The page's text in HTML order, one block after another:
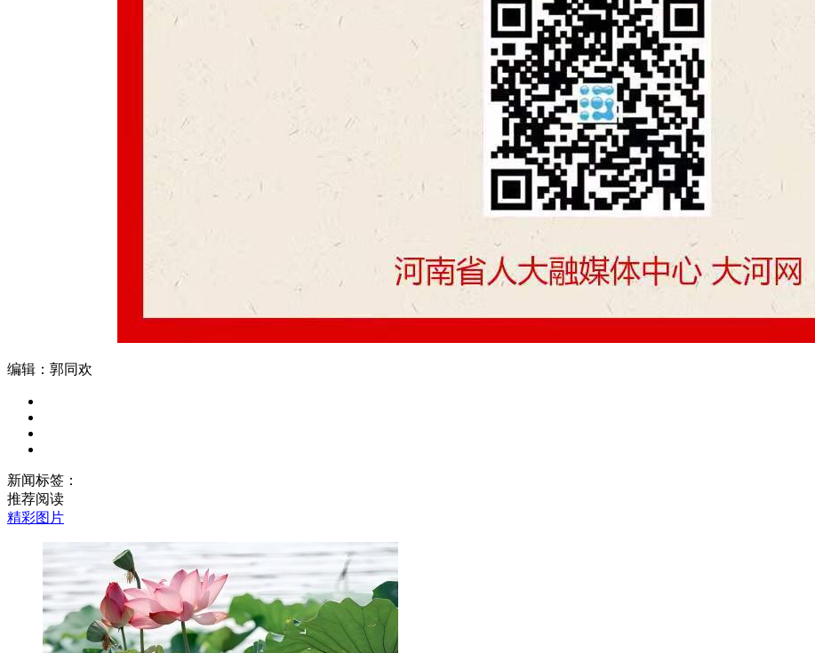
编辑：郭同欢
新闻标签：
推荐阅读